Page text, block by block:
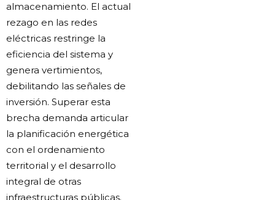
almacenamiento. El actual
rezago en las redes
eléctricas restringe la
eficiencia del sistema y
genera vertimientos,
debilitando las señales de
inversión. Superar esta
brecha demanda articular
la planificación energética
con el ordenamiento
territorial y el desarrollo
integral de otras
infraestructuras públicas.